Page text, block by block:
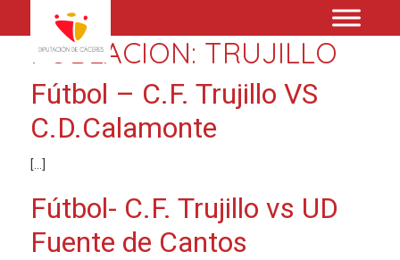
POBLACION: TRUJILLO
Fútbol – C.F. Trujillo VS
C.D.Calamonte
[…]
Fútbol- C.F. Trujillo vs UD
Fuente de Cantos